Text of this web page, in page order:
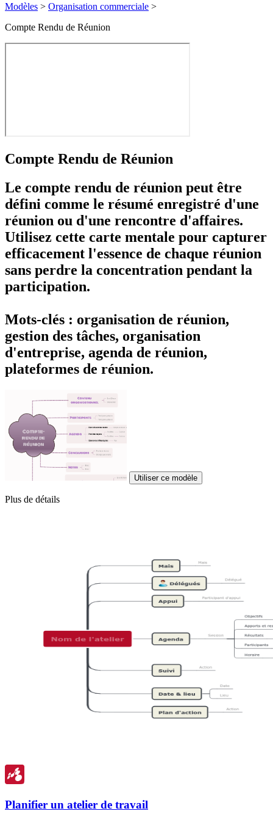
Modèles > Organisation commerciale >
Compte Rendu de Réunion
Compte Rendu de Réunion
Le compte rendu de réunion peut être
défini comme le résumé enregistré d'une
réunion ou d'une rencontre d'affaires.
Utilisez cette carte mentale pour capturer
efficacement l'essence de chaque réunion
sans perdre la concentration pendant la
participation.
Mots-clés : organisation de réunion,
gestion des tâches, organisation
d'entreprise, agenda de réunion,
plateformes de réunion.
Utiliser ce modèle
Plus de détails
Planifier un atelier de travail